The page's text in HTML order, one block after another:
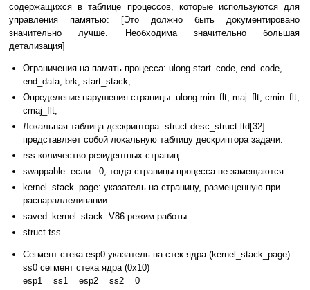
содержащихся в таблице процессов, которые используются для
управления памятью: [Это должно быть документировано
значительно лучше. Необходима значительно большая
детализация]
Ограничения на память процесса: ulong start_code, end_code,
end_data, brk, start_stack;
Определение нарушения страницы: ulong min_flt, maj_flt, cmin_flt,
cmaj_flt;
Локальная таблица дескриптора: struct desc_struct ltd[32]
представляет собой локальную таблицу дескриптора задачи.
rss количество резидентных страниц.
swappable: если - 0, тогда страницы процесса не замещаются.
kernel_stack_page: указатель на страницу, размещенную при
распараллеливании.
saved_kernel_stack: V86 режим работы.
struct tss
Сегмент стека esp0 указатель на стек ядра (kernel_stack_page)
ss0 сегмент стека ядра (0х10)
esp1 = ss1 = esp2 = ss2 = 0